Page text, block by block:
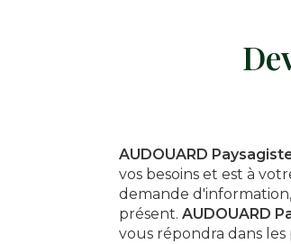
AUDOUARD
vos besoins et est à
demande
présent. AUDOUARD
vous répondra dans les